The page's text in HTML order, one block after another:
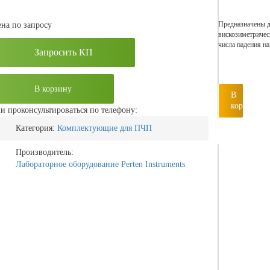
по запросу
Запросить КП
В корзину
проконсультироваться по телефону:
Категория: Комплектующие для ПЧП
Производитель:
Лабораторное оборудование Perten Instruments
Предназначены
числа падения
В
корзину